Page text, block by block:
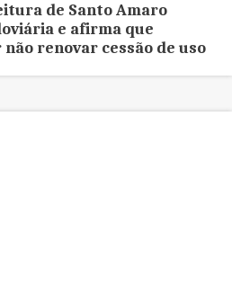
de Santo Amaro
e afirma que
renovar cessão de uso